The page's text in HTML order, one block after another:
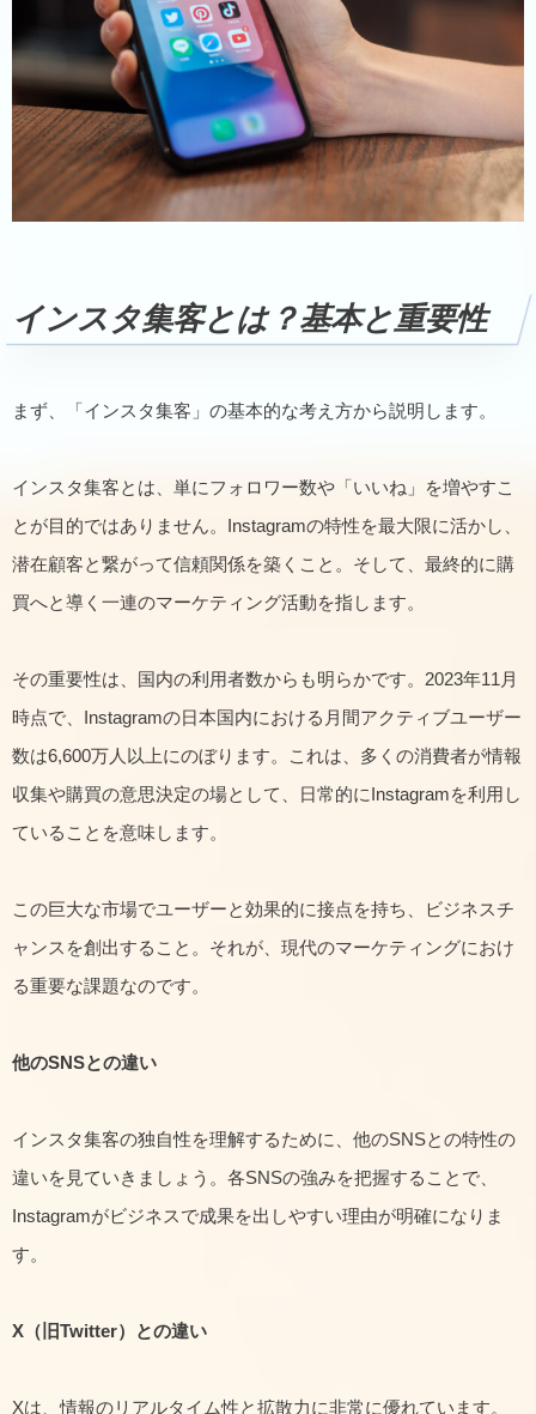
インスタ集客とは？基本と重要性
まず、「インスタ集客」の基本的な考え方から説明します。
インスタ集客とは、単にフォロワー数や「いいね」を増やすこ
とが目的ではありません。Instagramの特性を最大限に活かし、
潜在顧客と繋がって信頼関係を築くこと。そして、最終的に購
買へと導く一連のマーケティング活動を指します。
その重要性は、国内の利用者数からも明らかです。2023年11月
時点で、Instagramの日本国内における月間アクティブユーザー
数は6,600万人以上にのぼります。これは、多くの消費者が情報
収集や購買の意思決定の場として、日常的にInstagramを利用し
ていることを意味します。
この巨大な市場でユーザーと効果的に接点を持ち、ビジネスチ
ャンスを創出すること。それが、現代のマーケティングにおけ
る重要な課題なのです。
他のSNSとの違い
インスタ集客の独自性を理解するために、他のSNSとの特性の
違いを見ていきましょう。各SNSの強みを把握することで、
Instagramがビジネスで成果を出しやすい理由が明確になりま
す。
X （旧Twitter）との違い
Xは、情報のリアルタイム性と拡散力に非常に優れています。